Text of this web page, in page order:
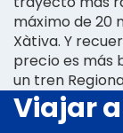
máximo de 20
Xàtiva. Y
precio es más
un tren
Viajar